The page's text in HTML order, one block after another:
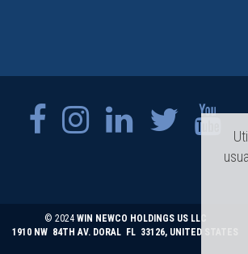
© 2024 WIN NEWCO HOLDINGS US LLC
1910 NW 84TH AV. DORAL FL 33126, UNITED STATES